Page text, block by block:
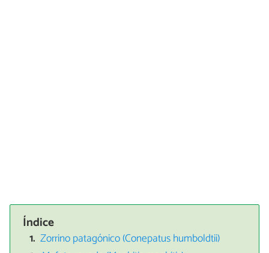
Índice
Zorrino patagónico (Conepatus humboldtii)